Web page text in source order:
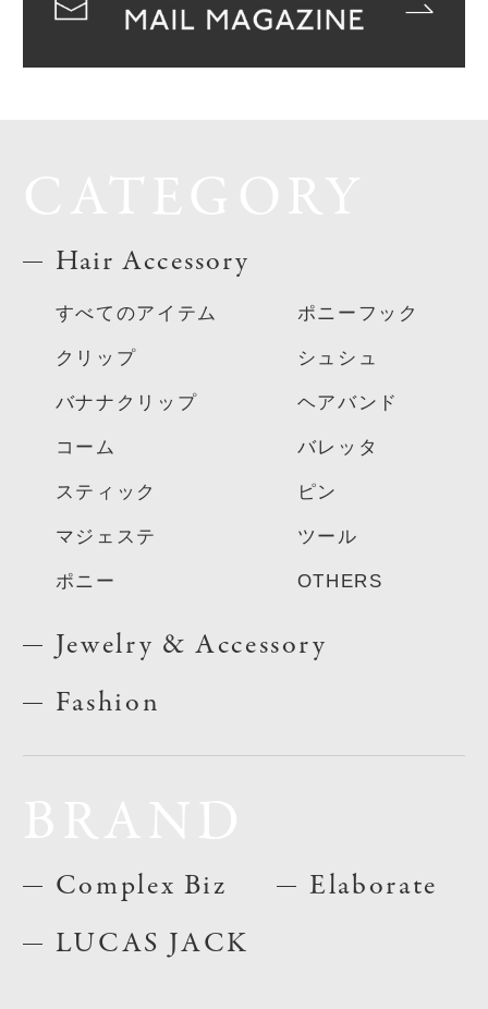
Hair Accessory
すべてのアイテム
クリップ
バナナクリップ
コーム
スティック
マジェステ
ポニー
ポニーフック
シュシュ
ヘアバンド
バレッタ
ピン
ツール
OTHERS
Jewelry & Accessory
Fashion
Complex Biz
LUCAS JACK
Elaborate